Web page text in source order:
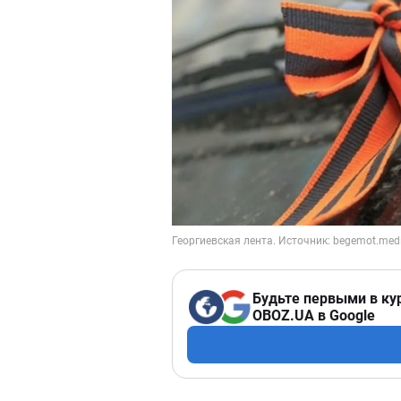
Будьте первыми в
OBOZ.UA в Google